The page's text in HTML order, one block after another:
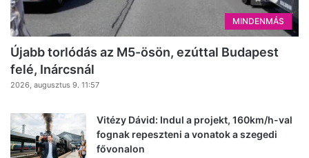
MINDENMÁS
Újabb torlódás az M5-ösön, ezúttal Budapest
felé, Inárcsnál
2026, augusztus 9. 11:57
Vitézy Dávid: Indul a projekt, 160km/h-val
fognak repeszteni a vonatok a szegedi
fővonalon